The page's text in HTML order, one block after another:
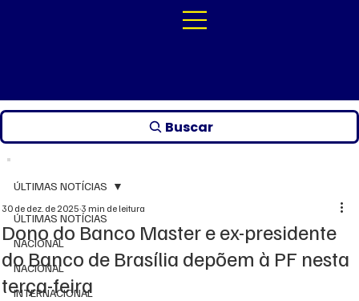
Buscar
ÚLTIMAS NOTÍCIAS
NACIONAL
NACIONAL
INTERNACIONAL
ÚLTIMAS NOTÍCIAS
Dono do Banco Master e ex-presidente
do Banco de Brasília depõem à PF nesta
terça-feira
30 de dez. de 20253 min de leitura